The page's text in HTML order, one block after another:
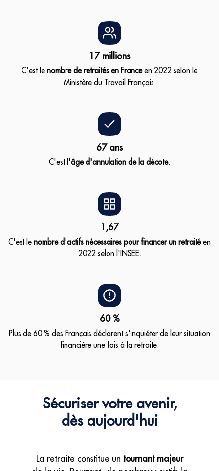
17 millions
C'est le nombre de retraités en Franceen 2022 selon le
Ministère du Travail Français.
67 ans
C'est l'âge d'annulation de la décote.
1,67
C'est le nombre d'actifs nécessaires pour financer un retraitéen
2022 selon l'INSEE.
60 %
Plus de 60 % des Français déclarent s'inquiéter de leur situation
financière une fois à la retraite.
Sécuriser votre avenir,
dès aujourd'hui
La retraite constitue un tournant majeur